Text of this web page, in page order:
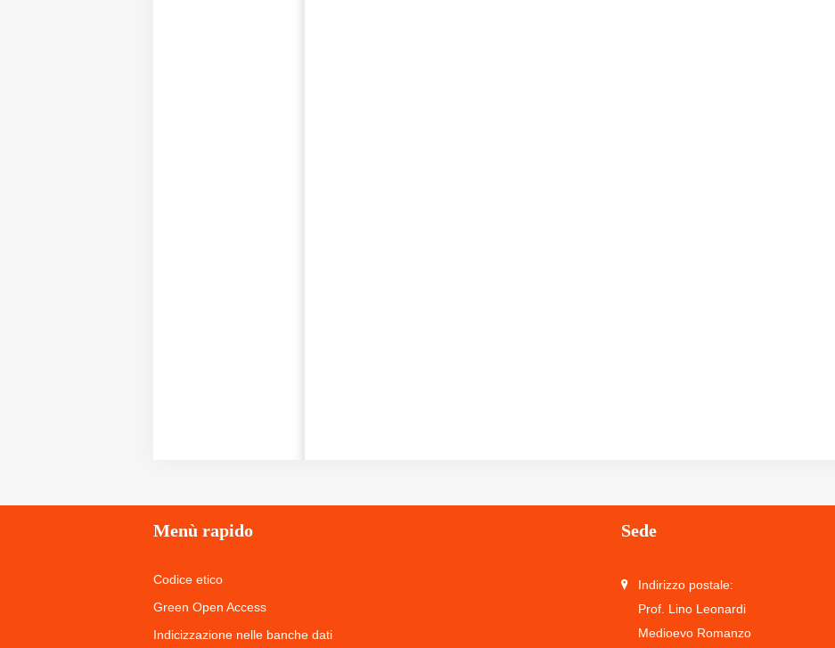
Menù rapido
Codice etico
Green Open Access
Indicizzazione nelle banche dati
Sede
Indirizzo postale:
Prof. Lino Leonardi
Medioevo Romanzo